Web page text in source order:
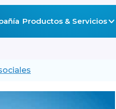
Productos & Servicios